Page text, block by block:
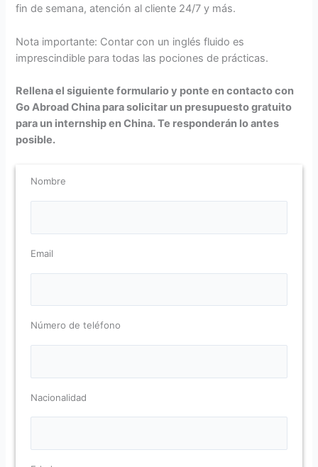
fin de semana, atención al cliente 24/7 y más.
Nota importante: Contar con un inglés fluido es
imprescindible para todas las pociones de prácticas.
Rellena el siguiente formulario y ponte en contacto con
Go Abroad China para solicitar un presupuesto gratuito
para un internship en China. Te responderán lo antes
posible.
Nombre
Email
Número de teléfono
Nacionalidad